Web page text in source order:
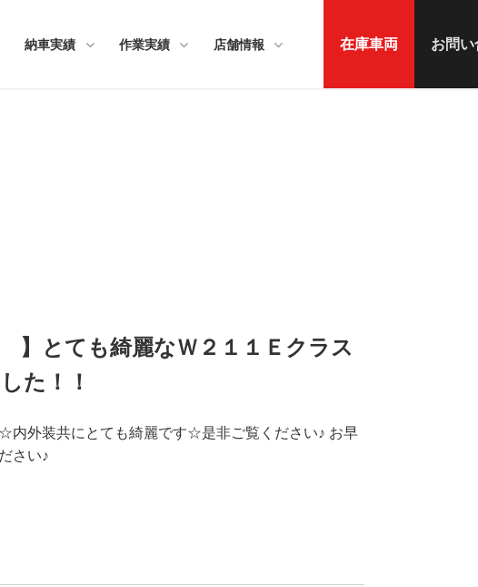
納車実績 作業実績 店舗情報 在庫車両 お問
とても綺麗なＷ２１１Ｅクラス
た！！
内外装共にとても綺麗です☆是非ご覧ください♪ お早
さい♪